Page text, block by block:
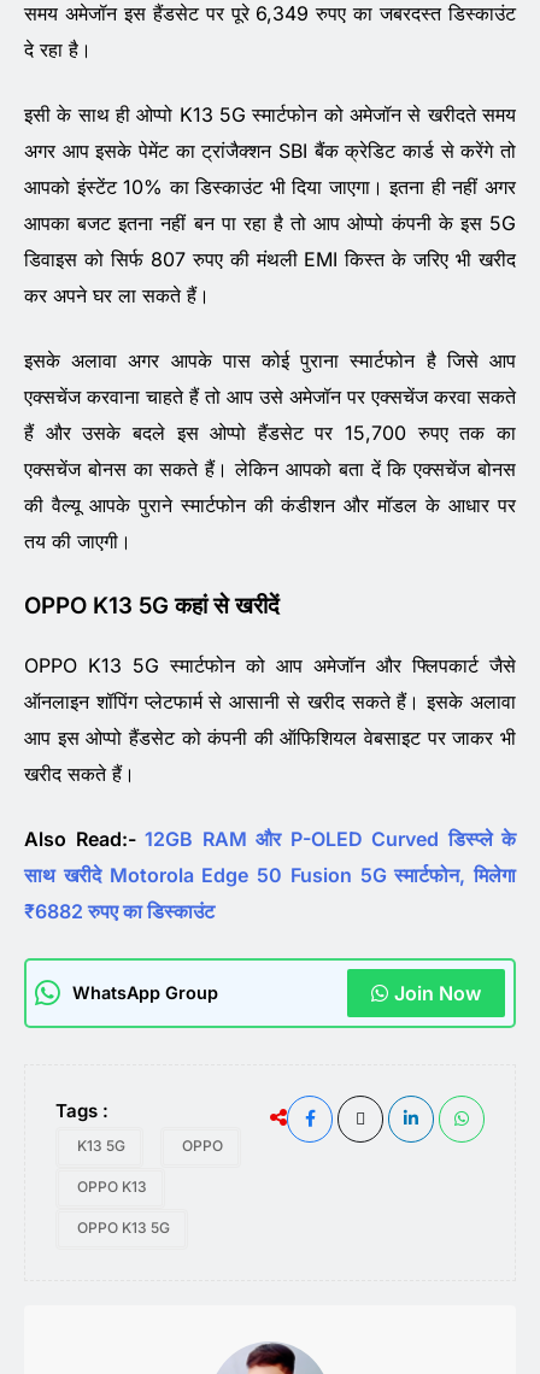
समय अमेजॉन इस हैंडसेट पर पूरे 6,349 रुपए का जबरदस्त डिस्काउंट
दे रहा है।
इसी के साथ ही ओप्पो K13 5G स्मार्टफोन को अमेजॉन से खरीदते समय
अगर आप इसके पेमेंट का ट्रांजैक्शन SBI बैंक क्रेडिट कार्ड से करेंगे तो
आपको इंस्टेंट 10% का डिस्काउंट भी दिया जाएगा। इतना ही नहीं अगर
आपका बजट इतना नहीं बन पा रहा है तो आप ओप्पो कंपनी के इस 5G
डिवाइस को सिर्फ 807 रुपए की मंथली EMI किस्त के जरिए भी खरीद
कर अपने घर ला सकते हैं।
इसके अलावा अगर आपके पास कोई पुराना स्मार्टफोन है जिसे आप
एक्सचेंज करवाना चाहते हैं तो आप उसे अमेजॉन पर एक्सचेंज करवा सकते
हैं और उसके बदले इस ओप्पो हैंडसेट पर 15,700 रुपए तक का
एक्सचेंज बोनस का सकते हैं। लेकिन आपको बता दें कि एक्सचेंज बोनस
की वैल्यू आपके पुराने स्मार्टफोन की कंडीशन और मॉडल के आधार पर
तय की जाएगी।
OPPO K13 5G कहां से खरीदें
OPPO K13 5G स्मार्टफोन को आप अमेजॉन और फ्लिपकार्ट जैसे
ऑनलाइन शॉपिंग प्लेटफार्म से आसानी से खरीद सकते हैं। इसके अलावा
आप इस ओप्पो हैंडसेट को कंपनी की ऑफिशियल वेबसाइट पर जाकर भी
खरीद सकते हैं।
Also Read:- 12GB RAM और P-OLED Curved डिस्प्ले के
साथ खरीदे Motorola Edge 50 Fusion 5G स्मार्टफोन, मिलेगा
₹6882 रुपए का डिस्काउंट
WhatsApp Group Join Now
Tags :
K13 5G OPPO
OPPO K13
OPPO K13 5G